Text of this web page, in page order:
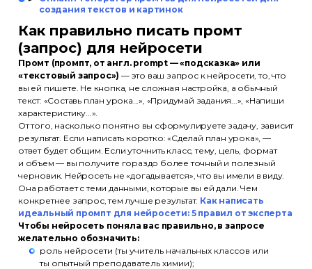
создания текстов и картинок
Как правильно писать промт
(запрос) для нейросети
Промт (промпт, от англ. prompt — «подсказка» или
«текстовый запрос») — это ваш запрос к нейросети, то, что
вы ей пишете. Не кнопка, не сложная настройка, а обычный
текст: «Составь план урока...», «Придумай задания...», «Напиши
характеристику...».
От того, насколько понятно вы сформулируете задачу, зависит
результат. Если написать коротко: «Сделай план урока», —
ответ будет общим. Если уточнить класс, тему, цель, формат
и объем — вы получите гораздо более точный и полезный
черновик. Нейросеть не «догадывается», что вы имели в виду.
Она работает с теми данными, которые вы ей дали. Чем
конкретнее запрос, тем лучше результат. Как написать
идеальный промпт для нейросети: 5 правил от эксперта
Чтобы нейросеть поняла вас правильно, в запросе
желательно обозначить:
роль нейросети (ты учитель начальных классов или
ты опытный преподаватель химии);